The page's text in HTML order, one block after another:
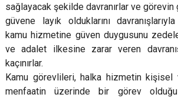
sağlayacak şekilde davranırlar ve
güvene layık olduklarını
kamu hizmetine güven duygusunu
ve adalet ilkesine zarar veren
kaçınırlar.
Kamu görevlileri, halka hizmetin
menfaatin üzerinde bir görev